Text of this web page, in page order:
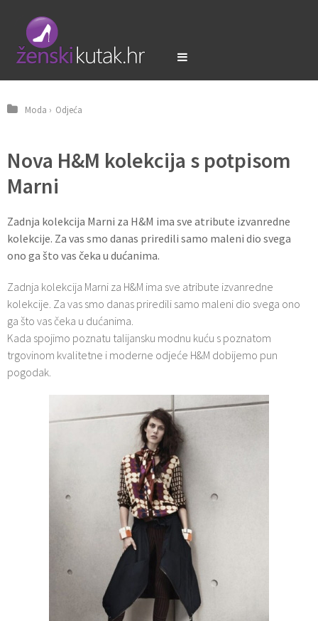
Moda › Odjeća
Nova H&M kolekcija s potpisom
Marni
Zadnja kolekcija Marni za H&M ima sve atribute izvanredne
kolekcije. Za vas smo danas priredili samo maleni dio svega
ono ga što vas čeka u dućanima.
Zadnja kolekcija Marni za H&M ima sve atribute izvanredne
kolekcije. Za vas smo danas priredili samo maleni dio svega ono
ga što vas čeka u dućanima.
Kada spojimo poznatu talijansku modnu kuću s poznatom
trgovinom kvalitetne i moderne odjeće H&M dobijemo pun
pogodak.